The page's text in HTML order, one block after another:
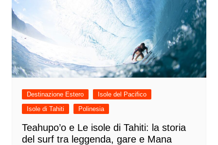
Destinazione Estero
Isole del Pacifico
Isole di Tahiti
Polinesia
Teahupo’o e Le isole di Tahiti: la storia
del surf tra leggenda, gare e Mana